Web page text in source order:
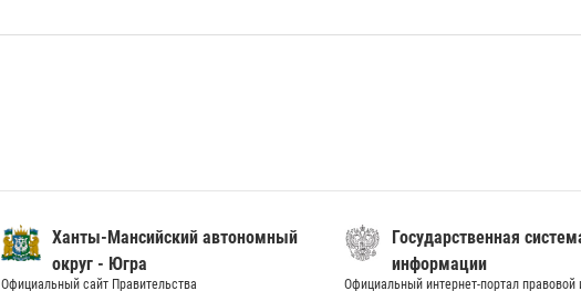
Ханты-Мансийский автономный
округ - Югра
Официальный сайт Правительства
Государственная
информации
Официальный интернет-портал